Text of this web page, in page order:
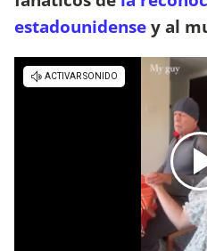
estadounidensey al